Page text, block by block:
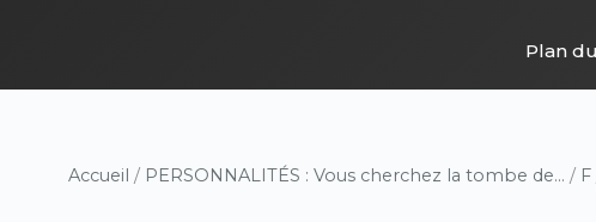
Plan
Accueil / PERSONNALITÉS : Vous cherchez la tombe de... / F